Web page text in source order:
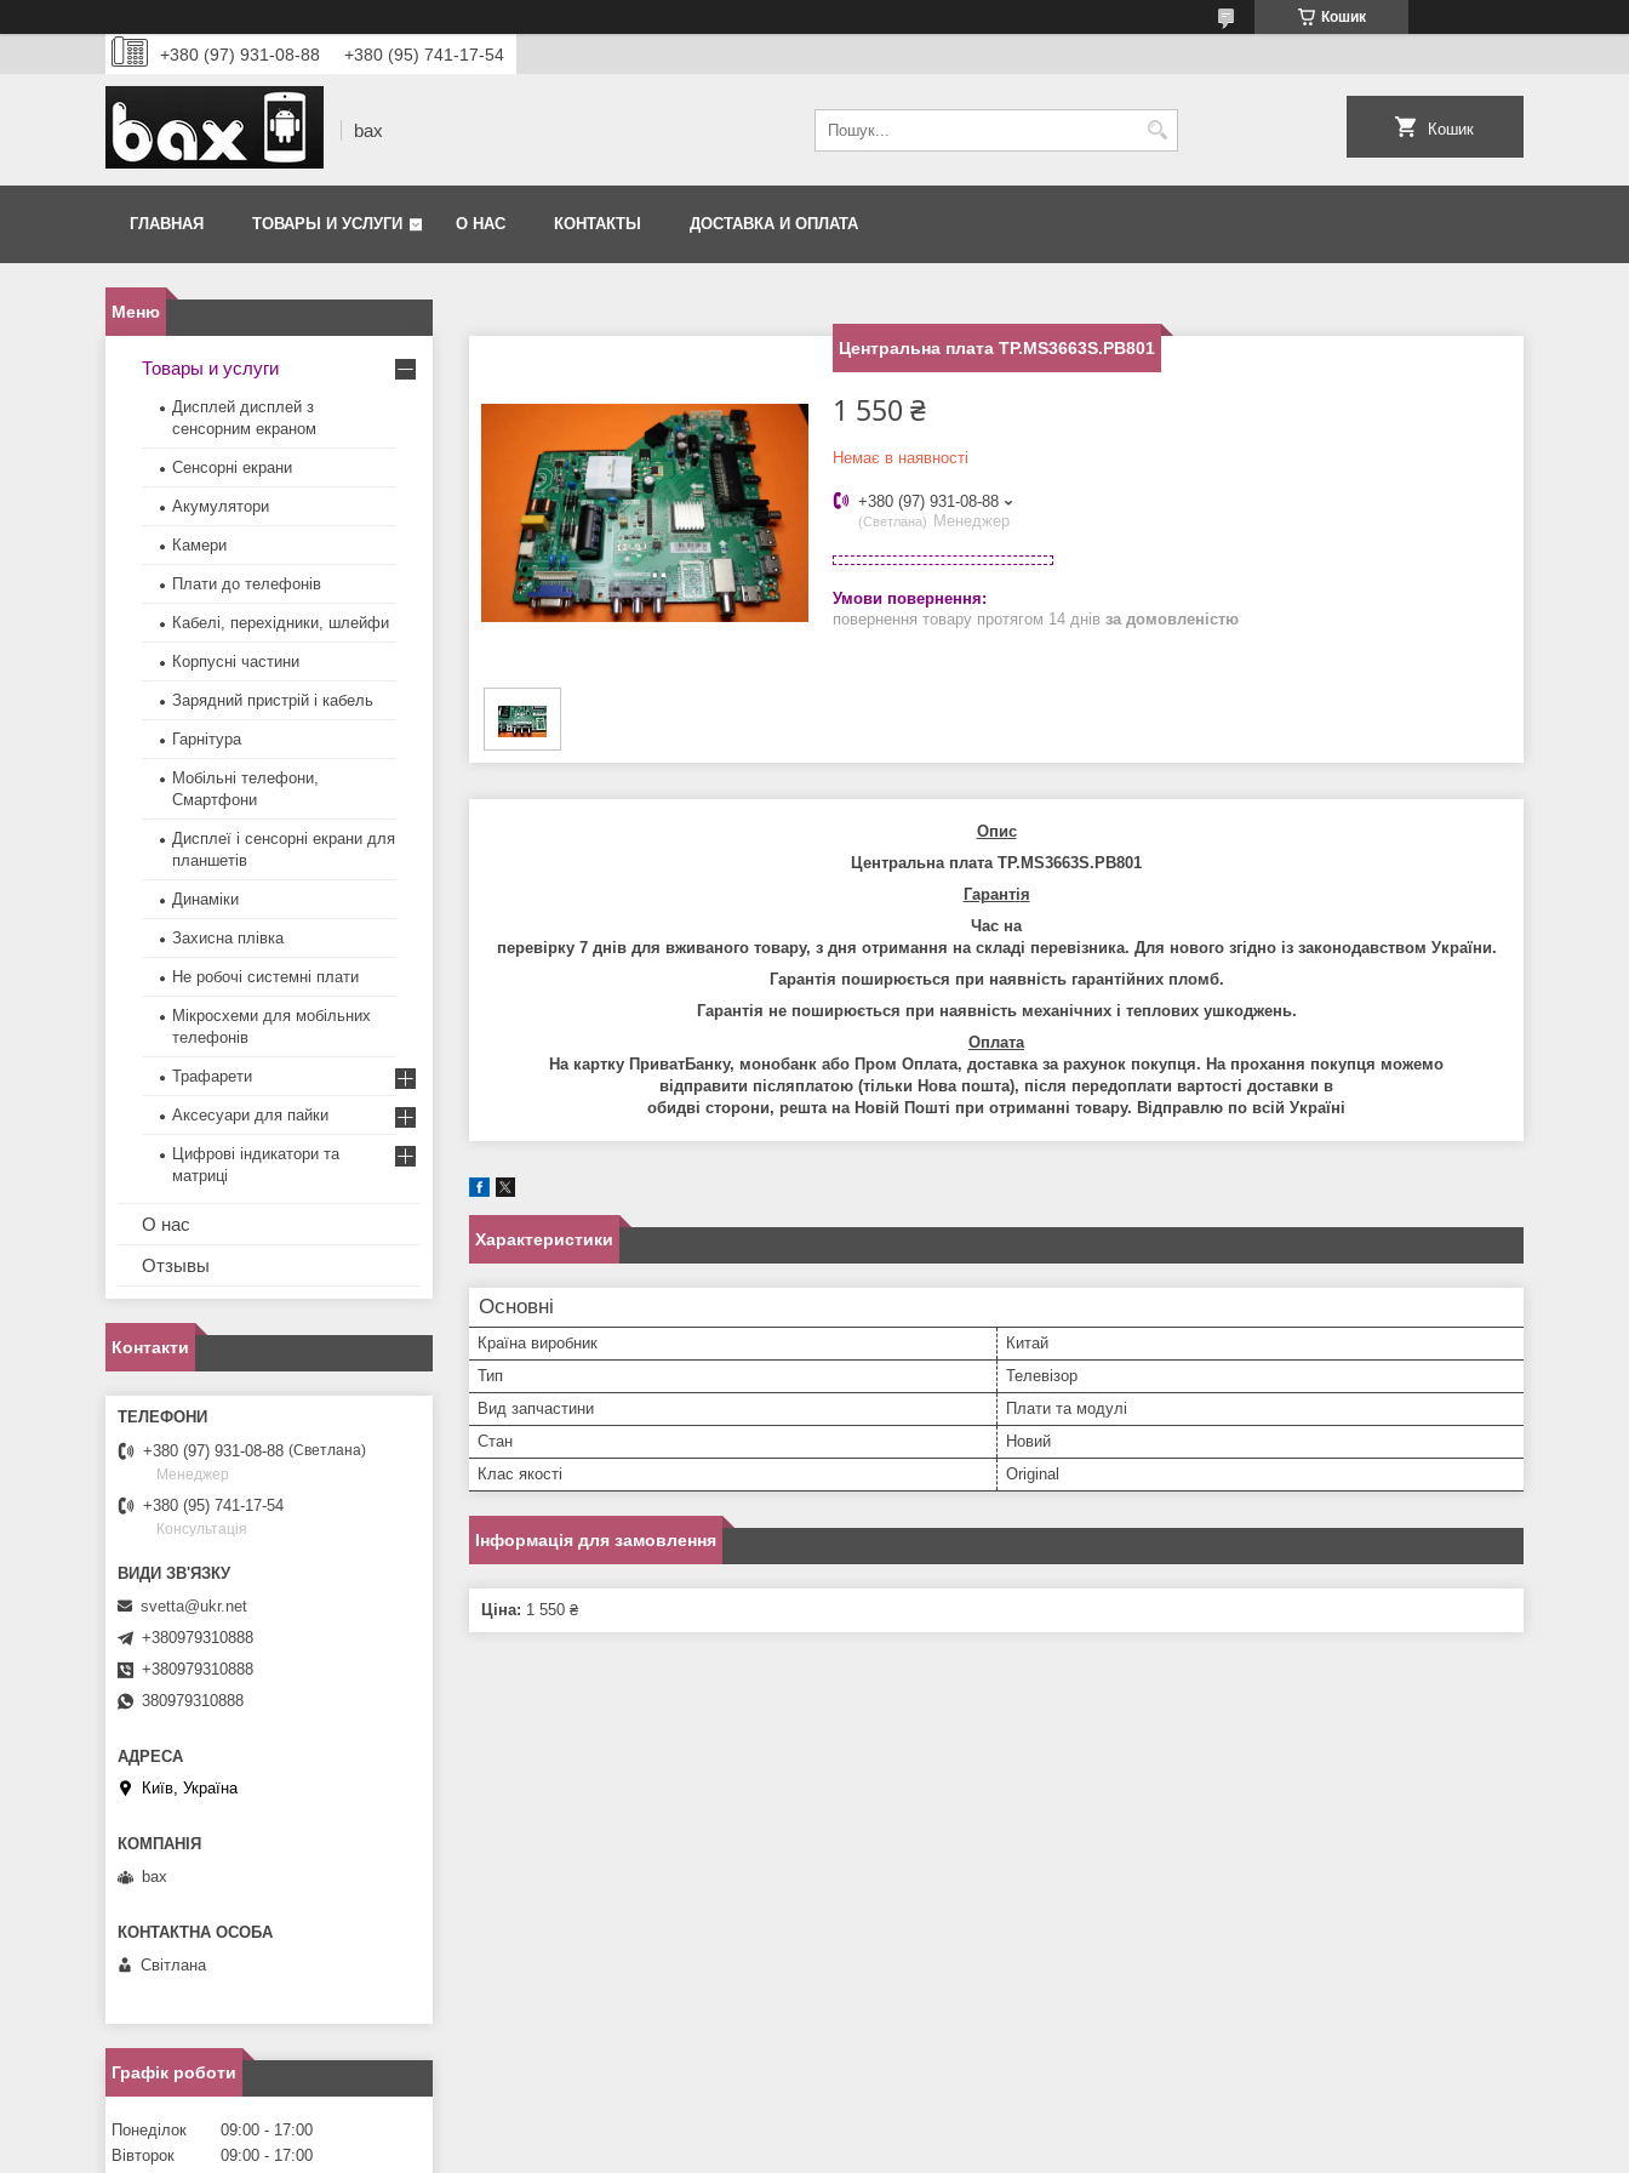
Кошик
+380 (97) 931-08-88 +380 (95) 741-17-54
bax Кошик
ГЛАВНАЯ ТОВАРЫ И УСЛУГИ О НАС КОНТАКТЫ ДОСТАВКА И ОПЛАТА
Центральна плата TP.MS3663S.PB801
1 550 ₴
Немає в наявності
+380 (97) 931-08-88
Светлана Менеджер
повернення товару протягом 14 днів за домовленістю
Опис
Центральна плата TP.MS3663S.PB801
Гарантія
Час на
перевірку7 днів для вживаного товару, з дня отримання на складі перевізника. Для нового згідно із законодавством України.
Гарантія поширюється при наявність гарантійних пломб.
Гарантія не поширюється при наявність механічних і теплових ушкоджень.
Оплата
На картку ПриватБанку, монобанк або Пром Оплата, доставка за рахунок покупця. На прохання покупця можемо
відправити післяплатою (тільки Нова пошта), після передоплати вартості доставки в
обидві сторони, решта на Новій Пошті при отриманні товару. Відправлю по всій Україні
Характеристики
Основні
Країна виробник
Китай
Тип
Телевізор
Вид запчастини
Плати та модулі
Стан
Новий
Клас якості
Original
Інформація для замовлення
Ціна: 1 550 ₴
Товары и услуги
Дисплей дисплей з
сенсорним екраном
Сенсорні екрани
Акумулятори
Камери
Плати до телефонів
Кабелі, перехідники, шлейфи
Корпусні частини
Зарядний пристрій і кабель
Гарнітура
Мобільні телефони,
Смартфони
Дисплеї і сенсорні екрани для
планшетів
Динаміки
Захисна плівка
Не робочі системні плати
Мікросхеми для мобільних
телефонів
Трафарети
Аксесуари для пайки
Цифрові індикатори та
матриці
О нас
Отзывы
Контакти
+380 (97) 931-08-88 Светлана
Менеджер
+380 (95) 741-17-54
Консультація
svetta@ukr.net
+380979310888
+380979310888
380979310888
Київ, Україна
bax
Світлана
Графік роботи
Понеділок 09:00
17:00
Вівторок
09:00
17:00